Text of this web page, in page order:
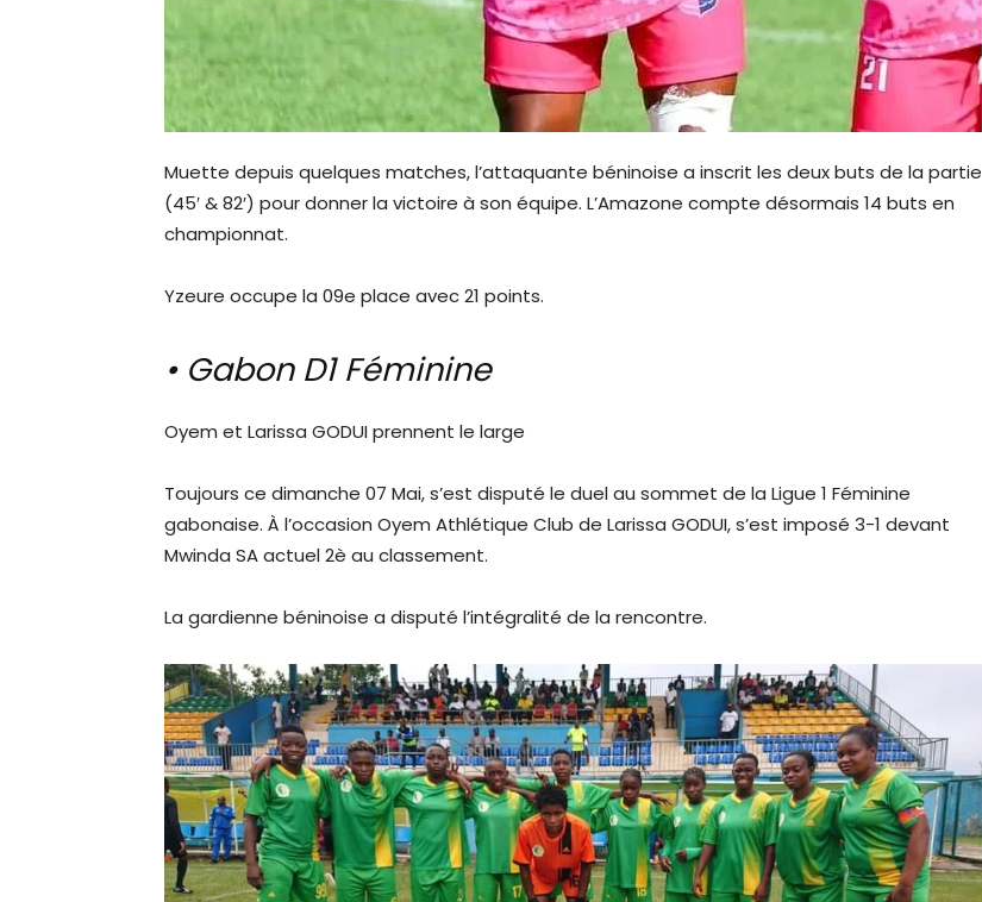
Muette depuis quelques matches, l’attaquante béninoise a inscrit les deux buts de la partie
(45′ & 82′) pour donner la victoire à son équipe. L’Amazone compte désormais 14 buts en
championnat.
Yzeure occupe la 09e place avec 21 points.
• Gabon D1 Féminine
Oyem et Larissa GODUI prennent le large
Toujours ce dimanche 07 Mai, s’est disputé le duel au sommet de la Ligue 1 Féminine
gabonaise. À l’occasion Oyem Athlétique Club de Larissa GODUI, s’est imposé 3-1 devant
Mwinda SA actuel 2è au classement.
La gardienne béninoise a disputé l’intégralité de la rencontre.